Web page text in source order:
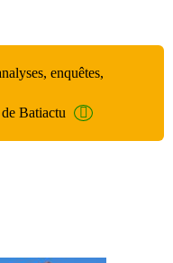
enquêtes,
Batiactu